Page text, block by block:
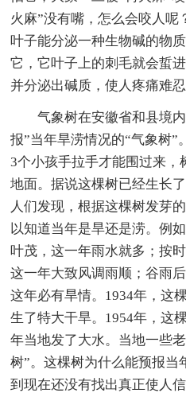
火麻”没有嘴，怎么会咬人呢
叶子能分泌一种生物碱的物
它，它叶子上的刺毛就会蜇
并分泌出碱质，使人疼痛难忍
气象树在安徽省和县境
报”当年旱涝情况的“气象树”
3个小孩手拉手才能围过来，
地面。据说这棵树已经生长
人们发现，根据这棵树发芽
以知道当年是旱还是涝。例
叶茂，这一年雨水就多；按
这一年大致风调雨顺；谷雨
这年必有旱情。1934年，这
生了特大干旱。1954年，这
年当地发了大水。当地一些
树”。这棵树为什么能预报当
到现在还没有找出真正使人信